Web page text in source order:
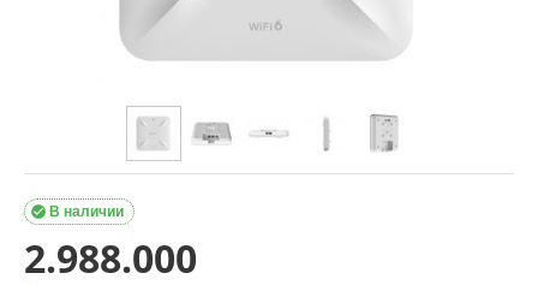
В наличии

2.988.000